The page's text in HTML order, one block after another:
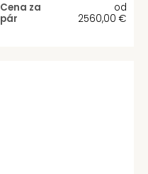
Cena za
pár
od
2560,00 €